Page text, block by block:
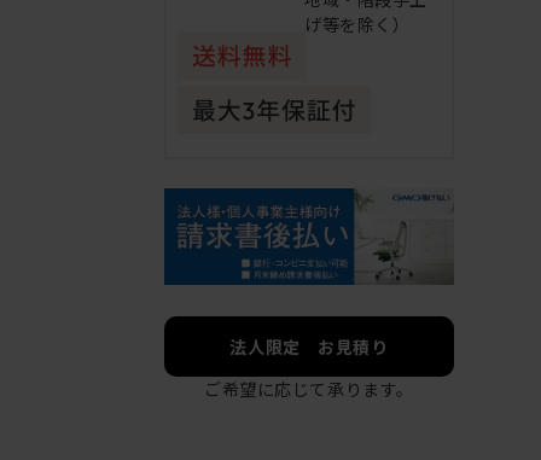
げ等を除く）
法人限定 お見積り
ご希望に応じて承ります。